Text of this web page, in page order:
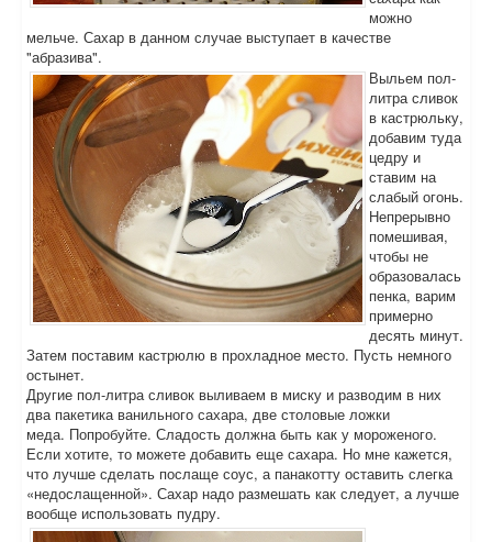
можно
мельче. Сахар в данном случае выступает в качестве
"абразива".
Выльем пол-
литра сливок
в кастрюльку,
добавим туда
цедру и
ставим на
слабый огонь.
Непрерывно
помешивая,
чтобы не
образовалась
пенка, варим
примерно
десять минут.
Затем поставим кастрюлю в прохладное место. Пусть немного
остынет.
Другие пол-литра сливок выливаем в миску и разводим в них
два пакетика ванильного сахара, две столовые ложки
меда. Попробуйте. Сладость должна быть как у мороженого.
Если хотите, то можете добавить еще сахара. Но мне кажется,
что лучше сделать послаще соус, а панакотту оставить слегка
«недослащенной». Сахар надо размешать как следует, а лучше
вообще использовать пудру.